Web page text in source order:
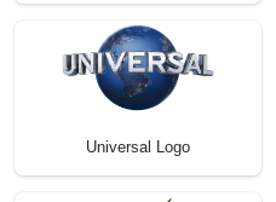
Universal Logo